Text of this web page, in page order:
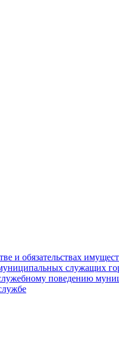
и обязательствах
служащих
поведению